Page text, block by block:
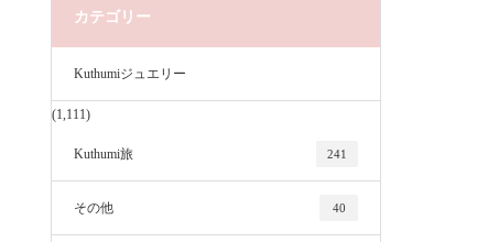
カテゴリー
Kuthumiジュエリー
(1,111)
Kuthumi旅 241
その他 40